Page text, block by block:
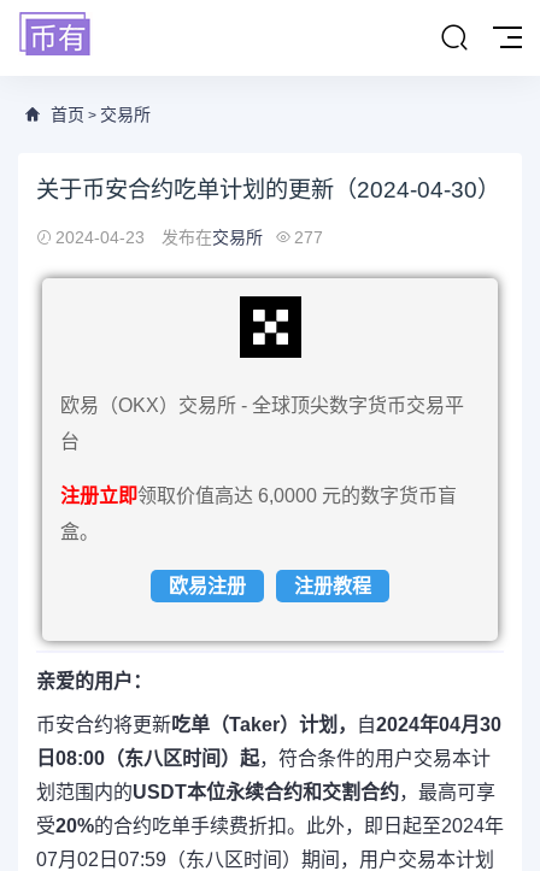
首页 > 交易所
关于币安合约吃单计划的更新（2024-04-30）
2024-04-23 发布在交易所 277
欧易（OKX）交易所 - 全球顶尖数字货币交易平
台
注册立即领取价值高达 6,0000 元的数字货币盲
盒。
欧易注册 注册教程
亲爱的用户：
币安合约将更新吃单 （Taker） 计划， 自2024年04月30
日08:00（东八区时间）起，符合条件的用户交易本计
划范围内的USDT本位永续合约和交割合约，最高可享
受20%的合约吃单手续费折扣。此外，即日起至2024年
07月02日07:59（东八区时间）期间，用户交易本计划